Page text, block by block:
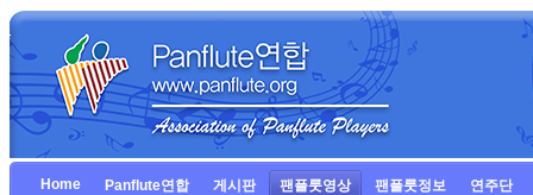
Home Panflute연합 게시판 팬플룻영상 팬플룻정보 연주단